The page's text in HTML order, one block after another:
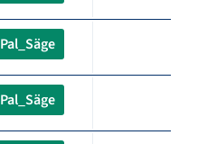
Pal_Säge
Pal_Säge